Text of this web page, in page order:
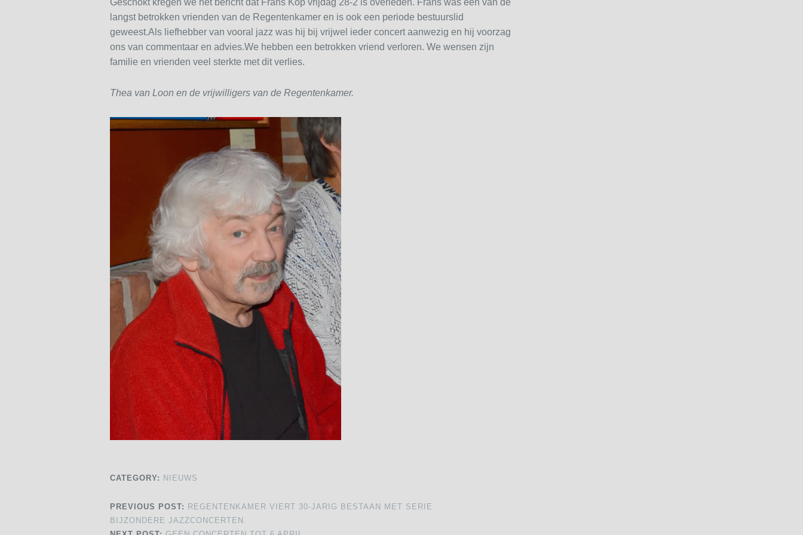
Geschokt kregen we het bericht dat Frans Kop vrijdag 28-2 is overleden. Frans was een van de
langst betrokken vrienden van de Regentenkamer en is ook een periode bestuurslid
geweest.Als liefhebber van vooral jazz was hij bij vrijwel ieder concert aanwezig en hij voorzag
ons van commentaar en advies.We hebben een betrokken vriend verloren. We wensen zijn
familie en vrienden veel sterkte met dit verlies.
Thea van Loon en de vrijwilligers van de Regentenkamer.
CATEGORY: NIEUWS
PREVIOUS POST: REGENTENKAMER VIERT 30-JARIG BESTAAN MET SERIE
BIJZONDERE JAZZCONCERTEN.